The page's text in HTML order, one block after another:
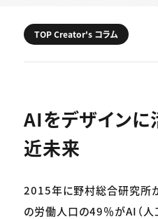
TOP Creator's コラム
AIをデザインに
近未来
2015年に野村総合研究所
の労働人口の49％がAI（人